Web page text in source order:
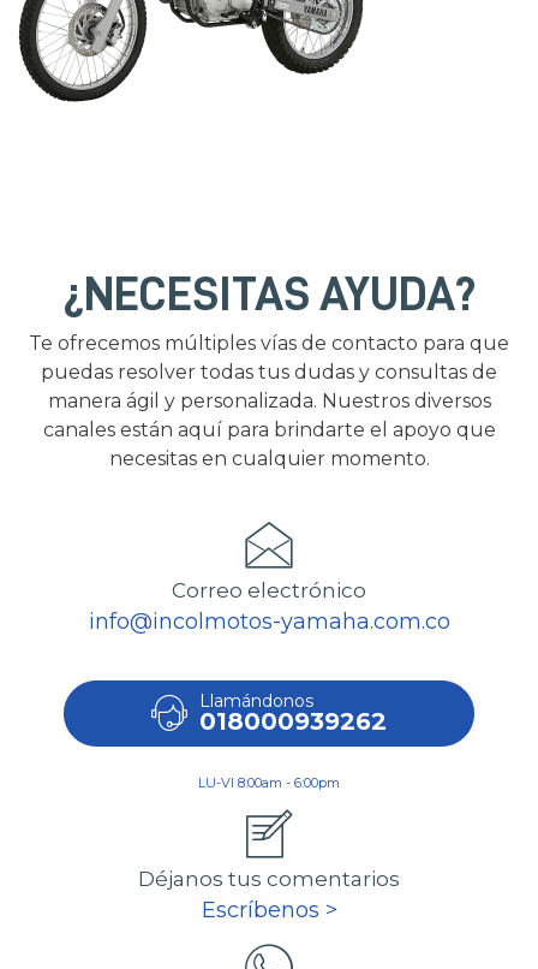
¿NECESITAS AYUDA?
Te ofrecemos múltiples vías de contacto para que
puedas resolver todas tus dudas y consultas de
manera ágil y personalizada. Nuestros diversos
canales están aquí para brindarte el apoyo que
necesitas en cualquier momento.
Correo electrónico
info@incolmotos-yamaha.com.co
Llamándonos
018000939262
LU-VI 8:00am - 6:00pm
Déjanos tus comentarios
Escríbenos >